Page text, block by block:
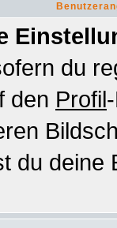
du
den Profil
du deine